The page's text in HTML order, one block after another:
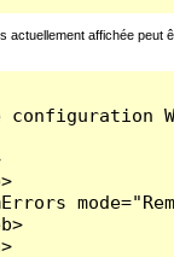
actuellement affichée peut